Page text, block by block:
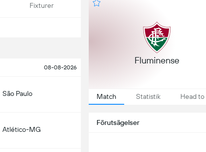
Fixturer
08-08-2026
São Paulo
Atlético-MG
Fluminense
Match Statistik Head to
Förutsägelser